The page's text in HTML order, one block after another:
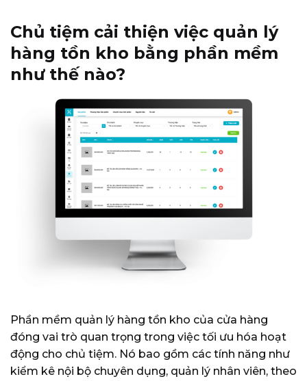
Chủ tiệm cải thiện việc quản lý
hàng tồn kho bằng phần mềm
như thế nào?
Phần mềm quản lý hàng tồn kho của cửa hàng
đóng vai trò quan trọng trong việc tối ưu hóa hoạt
động cho chủ tiệm. Nó bao gồm các tính năng như
kiểm kê nội bộ chuyên dụng, quản lý nhân viên, theo